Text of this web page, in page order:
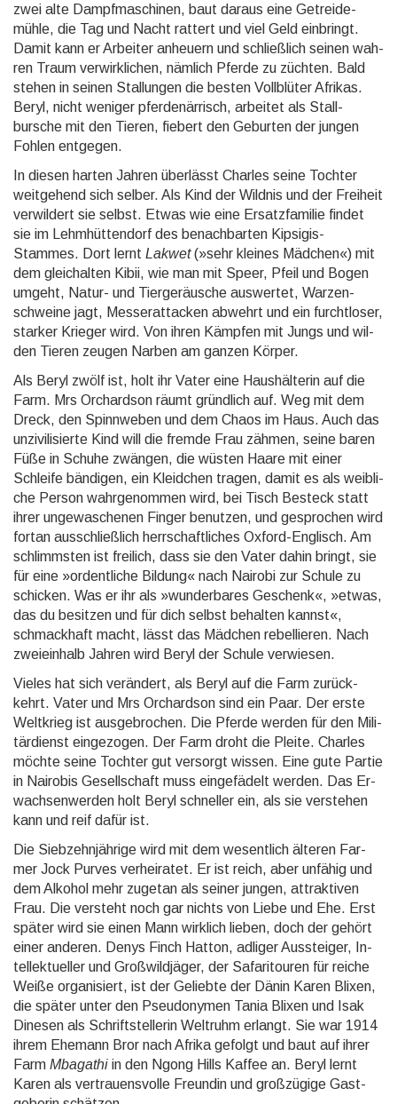
zwei alte Dampf­maschi­nen, baut daraus eine Getreide­
mühle, die Tag und Nacht rattert und viel Geld ein­bringt.
Damit kann er Ar­beiter an­heu­ern und schließ­lich sei­nen wah­
ren Traum verwirk­li­chen, näm­lich Pferde zu züch­ten. Bald
stehen in seinen Stal­lun­gen die bes­ten Voll­blüter Afrikas.
Beryl, nicht weniger pferde­när­risch, arbei­tet als Stall­
bursche mit den Tieren, fiebert den Gebur­ten der jungen
Foh­len ent­gegen.
In diesen harten Jahren überlässt Charles seine Tochter
weit­gehend sich sel­ber. Als Kind der Wildnis und der Freiheit
ver­wil­dert sie selbst. Etwas wie eine Ersatz­fami­lie findet
sie im Lehm­hütten­dorf des be­nach­barten Kipsi­gis-
Stammes. Dort lernt Lakwet(»sehr klei­nes Mäd­chen«) mit
dem gleich­alten Kibii, wie man mit Speer, Pfeil und Bogen
um­geht, Natur- und Tier­geräu­sche aus­wertet, War­zen­
schweine jagt, Messer­atta­cken ab­wehrt und ein furcht­loser,
starker Krieger wird. Von ihren Kämp­fen mit Jungs und wil­
den Tie­ren zeu­gen Narben am ganzen Kör­per.
Als Beryl zwölf ist, holt ihr Va­ter eine Haus­häl­te­rin auf die
Farm. Mrs Or­chard­son räumt gründ­lich auf. Weg mit dem
Dreck, den Spinn­weben und dem Chaos im Haus. Auch das
un­zivili­sier­te Kind will die fremde Frau zähmen, seine baren
Füße in Schuhe zwän­gen, die wüsten Haare mit einer
Schleife bän­di­gen, ein Kleid­chen tragen, damit es als weib­li­
che Per­son wahr­ge­nom­men wird, bei Tisch Besteck statt
ihrer un­ge­wa­sche­nen Fin­ger be­nut­zen, und ge­spro­chen wird
fortan aus­schließ­lich herr­schaft­liches Ox­ford-Eng­lisch. Am
schlimms­ten ist freilich, dass sie den Vater dahin bringt, sie
für eine »ordent­liche Bil­dung« nach Nairobi zur Schule zu
schi­cken. Was er ihr als »wun­der­ba­res Ge­schenk«, »etwas,
das du besitzen und für dich selbst be­halten kannst«,
schmack­haft macht, lässt das Mädchen rebel­lieren. Nach
zwei­ein­halb Jah­ren wird Beryl der Schule ver­wiesen.
Vieles hat sich verän­dert, als Beryl auf die Farm zurück­
kehrt. Vater und Mrs Or­chard­son sind ein Paar. Der erste
Welt­krieg ist aus­ge­bro­chen. Die Pferde werden für den Mili­
tär­dienst ein­ge­zo­gen. Der Farm droht die Pleite. Charles
möchte seine Tochter gut versorgt wis­sen. Eine gute Partie
in Nairo­bis Ge­sell­schaft muss ein­ge­fädelt wer­den. Das Er­
wach­sen­wer­den holt Beryl schnel­ler ein, als sie ver­stehen
kann und reif dafür ist.
Die Sieb­zehn­jährige wird mit dem wesentlich älteren Far­
mer Jock Purves ver­heira­tet. Er ist reich, aber un­fä­hig und
dem Al­kohol mehr zu­ge­tan als seiner jun­gen, attrak­ti­ven
Frau. Die versteht noch gar nichts von Liebe und Ehe. Erst
später wird sie einen Mann wirk­lich lieben, doch der ge­hört
einer anderen. Denys Finch Hatton, adli­ger Aus­stei­ger, In­
tel­lektu­eller und Groß­wild­jäger, der Safari­touren für reiche
Weiße or­ga­ni­siert, ist der Ge­liebte der Dänin Karen Blixen,
die spä­ter unter den Pseudo­nymen Tania Blixen und Isak
Dine­sen als Schrift­stellerin Welt­ruhm erlangt. Sie war 1914
ihrem Ehe­mann Bror nach Afrika gefolgt und baut auf ihrer
Farm Mba­gathi in den Ngong Hills Kaffee an. Beryl lernt
Karen als ver­trauens­volle Freun­din und groß­zügige Gast­